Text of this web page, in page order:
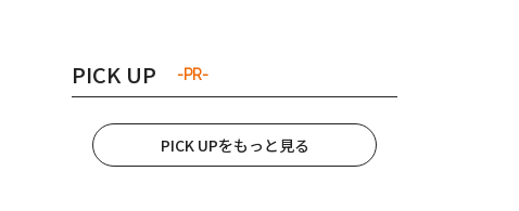
PICK UP -PR-
PICK UPをもっと見る